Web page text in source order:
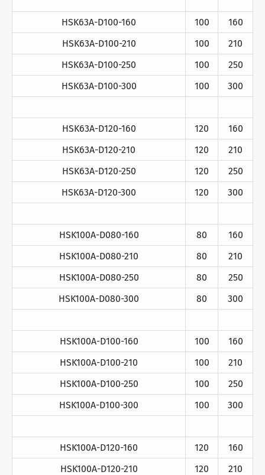
HSK63A-D100-160 100
160
HSK63A-D100-210
100
210
HSK63A-D100-250
100
250
HSK63A-D100-300
100 300
HSK63A-D120-160 120
160
HSK63A-D120-210
120
210
HSK63A-D120-250
120
250
HSK63A-D120-300
120 300
HSK100A-D080-160 80
160
HSK100A-D080-210
80
210
HSK100A-D080-250
80
250
HSK100A-D080-300
80 300
HSK100A-D100-160 100
160
HSK100A-D100-210
100
210
HSK100A-D100-250
100
250
HSK100A-D100-300
100 300
HSK100A-D120-160 120
160
HSK100A-D120-210
120
210